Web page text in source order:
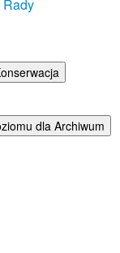
Rady
dla Archiwum